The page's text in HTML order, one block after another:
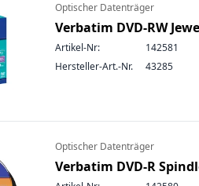
Optischer Datenträger
Verbatim DVD-RW
Artikel-Nr:
142581
Hersteller-Art.-Nr.
43285
Optischer Datenträger
Verbatim DVD-R